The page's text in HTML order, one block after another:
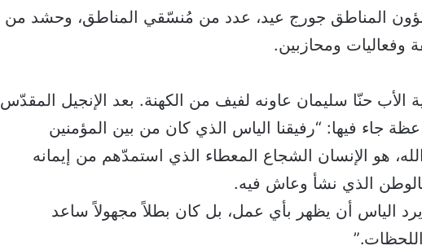
المناطق جورج عيد، عدد من مُنسّقي المناطق، وحشد من
وفعاليات ومحازبين.
الأب حنّا سليمان عاونه لفيف من الكهنة. بعد الإنجيل المقدّس
جاء فيها: “رفيقنا الياس الذي كان من بين المؤمنين
هو الإنسان الشجاع المعطاء الذي استمدّهم من إيمانه
الذي نشأ وعاش فيه.
الياس أن يظهر بأي عمل، بل كان بطلاً مجهولاً ساعد